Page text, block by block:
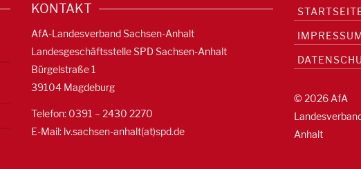
KONTAKT
AfA-Landesverband Sachsen-Anhalt
Landesgeschäftsstelle SPD Sachsen-Anhalt
Bürgelstraße 1
39104 Magdeburg
Telefon: 0391 – 2430 2270
E-Mail: lv.sachsen-anhalt(at)spd.de
© 2026 AfA
Anhalt